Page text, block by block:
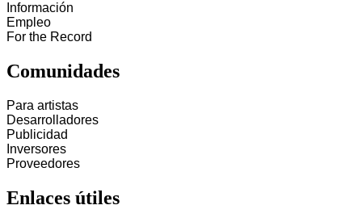
Información
Empleo
For the Record
Comunidades
Para artistas
Desarrolladores
Publicidad
Inversores
Proveedores
Enlaces útiles